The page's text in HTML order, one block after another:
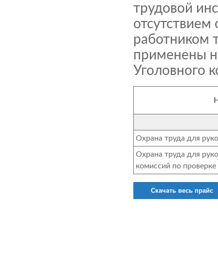
трудовой
отсутствием
работником
применены
Уголовного
Охрана труда для
Охрана труда для
комиссий по проверке
Скачать весь прайс